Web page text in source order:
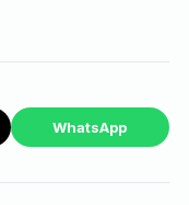
WhatsApp